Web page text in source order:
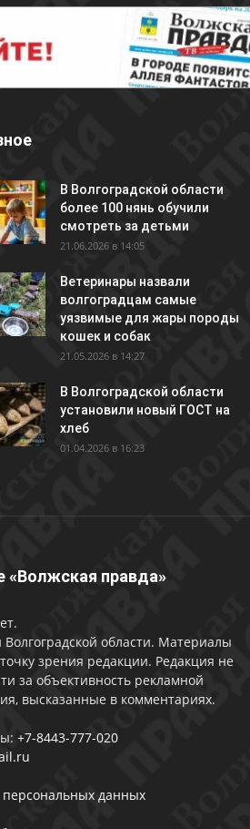
В Волгоградской области
более 100 нянь обучили
смотреть за детьми
21.06.2026 в 14:05
Ветеринары назвали
волгоградцам самые
уязвимые для жары породы
кошек и собак
21.05.2026 в 14:27
В Волгоградской области
установили новый ГОСТ на
хлеб
01.04.2026 в 16:23
«Волжская правда»
Волгоградской области. Материалы
зрения редакции. Редакция не
за объективность рекламной
высказанные в комментариях.
+7-8443-777-020
персональных данных